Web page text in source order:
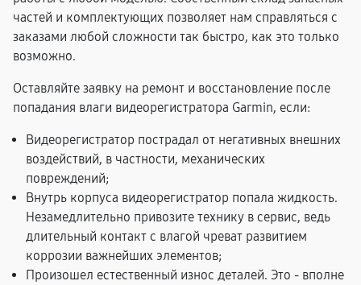
частей и комплектующих позволяет нам справляться с
заказами любой сложности так быстро, как это только
возможно.
Оставляйте заявку на ремонт и восстановление после
попадания влаги видеорегистратора Garmin, если:
Видеорегистратор пострадал от негативных внешних
воздействий, в частности, механических
повреждений;
Внутрь корпуса видеорегистратор попала жидкость.
Незамедлительно привозите технику в сервис, ведь
длительный контакт с влагой чреват развитием
коррозии важнейших элементов;
Произошел естественный износ деталей. Это - вполне